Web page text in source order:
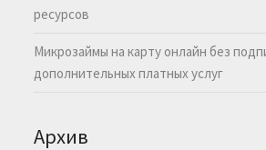
ресурсов
Микрозаймы на карту онлайн без
дополнительных платных услуг
Архив